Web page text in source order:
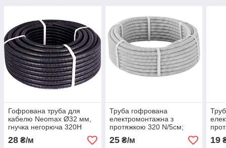
Гофрована труба для
кабелю Neomax Ø32 мм,
гнучка негорюча 320H
чорна
28 ₴/м
Труба гофрована
електромонтажна з
протяжкою 320 N/5см;
Ø25мм; ПВХ; світло-сіра;
Бухта 50 м
25₴/м 19